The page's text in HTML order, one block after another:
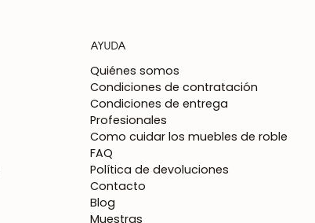
AYUDA
Quiénes somos
Condiciones de contratación
Condiciones de entrega
Profesionales
Como cuidar los muebles de roble
FAQ
Política de devoluciones
Contacto
Blog
Muestras